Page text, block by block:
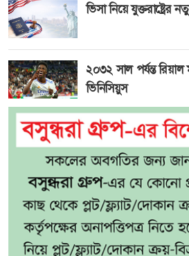
ভিসা নিয়ে যুক্তরাষ্ট্রের
২০৩২ সাল পর্যন্ত রিয়াল
ভিনিসিয়ুস